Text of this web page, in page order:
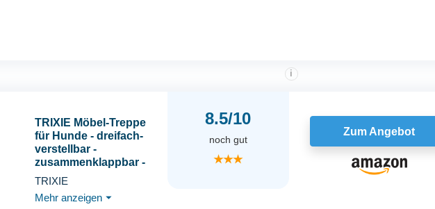
TRIXIE Möbel-Treppe
für Hunde - dreifach-
verstellbar -
zusammenklappbar -
für drinnen - hilft
Hunden z.B. auf Betten
und Sofas - bis 40 kg -
TRIXIE
Mehr anzeigen ⏷
8.5/10
i
noch gut
★★★
Zum Angebot